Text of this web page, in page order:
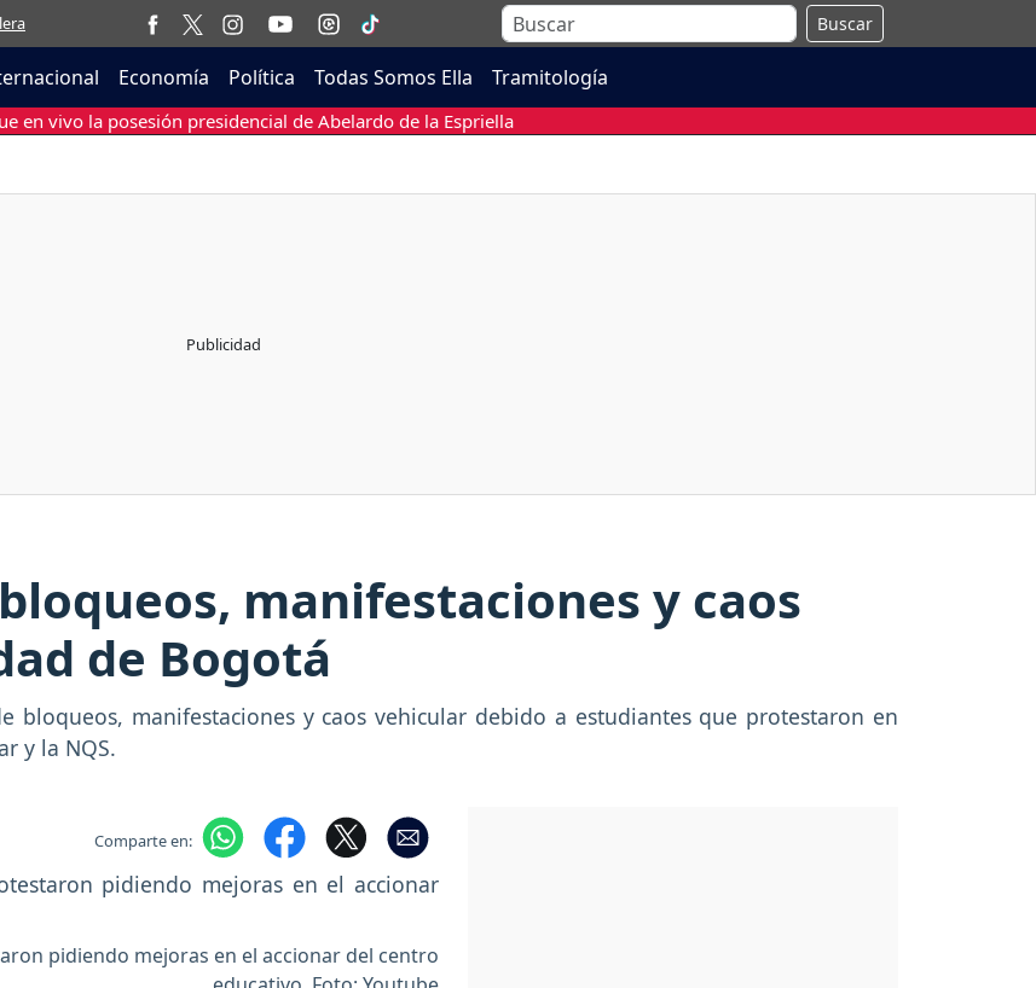
Buscar
Economía Política Todas Somos Ella Tramitología
en vivo la posesión presidencial de Abelardo de la Espriella
manifestaciones y caos
de Bogotá
bloqueos, manifestaciones y caos vehicular debido a estudiantes que protestaron en
y la NQS.
Comparte en:
pidiendo mejoras en el accionar del centro